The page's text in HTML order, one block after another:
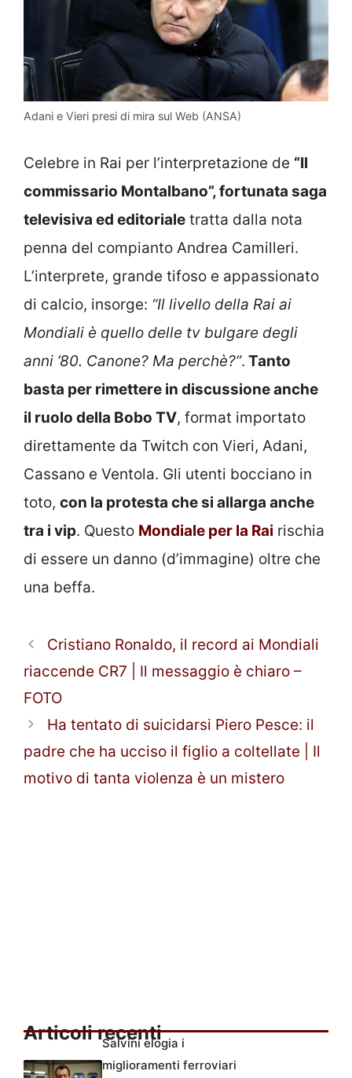
Adani e Vieri presi di mira sul Web (ANSA)
Celebre in Rai per l’interpretazione de “Il
commissario Montalbano”, fortunata saga
televisiva ed editoriale tratta dalla nota
penna del compianto Andrea Camilleri.
L’interprete, grande tifoso e appassionato
di calcio, insorge: “Il livello della Rai ai
Mondiali è quello delle tv bulgare degli
anni ’80. Canone? Ma perchè?”. Tanto
basta per rimettere in discussione anche
il ruolo della Bobo TV, format importato
direttamente da Twitch con Vieri, Adani,
Cassano e Ventola. Gli utenti bocciano in
toto, con la protesta che si allarga anche
tra i vip. Questo Mondiale per la Rai rischia
di essere un danno (d’immagine) oltre che
una beffa.
Cristiano Ronaldo, il record ai Mondiali
riaccende CR7 | Il messaggio è chiaro –
FOTO
Ha tentato di suicidarsi Piero Pesce: il
padre che ha ucciso il figlio a coltellate | Il
motivo di tanta violenza è un mistero
Articoli recenti
Salvini elogia i
miglioramenti ferroviari